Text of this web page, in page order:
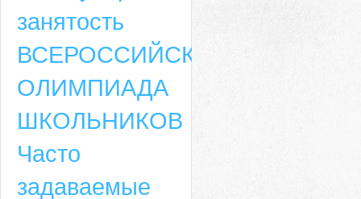
занятость
ВСЕРОССИЙСКАЯ
ОЛИМПИАДА
ШКОЛЬНИКОВ
Часто
задаваемые